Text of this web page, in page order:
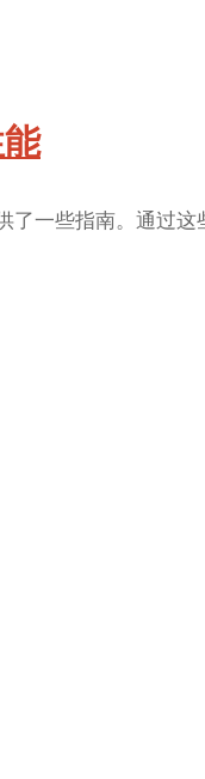
一些指南。通过